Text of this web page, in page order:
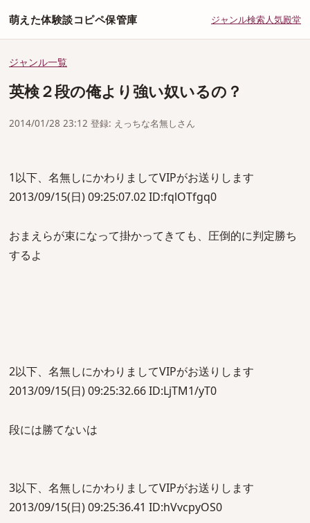
萌えた体験談コピペ保管庫 ジャンル検索人気殿堂
ジャンル一覧
英検２段の俺より強い奴いるの？
2014/01/28 23:12 登録: えっちな名無しさん
1以下、名無しにかわりましてVIPがお送りします
2013/09/15(日) 09:25:07.02 ID:fqlOTfgq0
おまえらが束になって掛かってきても、圧倒的に判定勝ち
するよ
2以下、名無しにかわりましてVIPがお送りします
2013/09/15(日) 09:25:32.66 ID:LjTM1/yT0
段には勝てないは
3以下、名無しにかわりましてVIPがお送りします
2013/09/15(日) 09:25:36.41 ID:hVvcpyOS0